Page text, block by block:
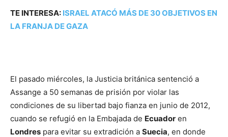
TE INTERESA: ISRAEL ATACÓ MÁS DE 30 OBJETIVOS EN
LA FRANJA DE GAZA
El pasado miércoles, la Justicia británica sentenció a
Assange a 50 semanas de prisión por violar las
condiciones de su libertad bajo fianza en junio de 2012,
cuando se refugió en la Embajada de Ecuador en
Londres para evitar su extradición a Suecia, en donde